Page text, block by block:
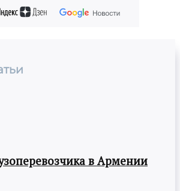
в Армении